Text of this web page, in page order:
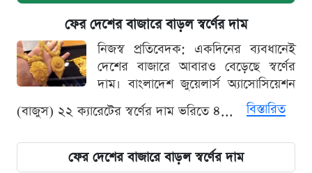
ফের দেশের বাজারে বাড়ল স্বর্ণের দাম
নিজস্ব প্রতিবেদক: একদিনের ব্যবধানেই
দেশের বাজারে আবারও বেড়েছে স্বর্ণের
দাম। বাংলাদেশ জুয়েলার্স অ্যাসোসিয়েশন
(বাজুস) ২২ ক্যারেটের স্বর্ণের দাম ভরিতে ৪...
বিস্তারিত
ফের দেশের বাজারে বাড়ল স্বর্ণের দাম